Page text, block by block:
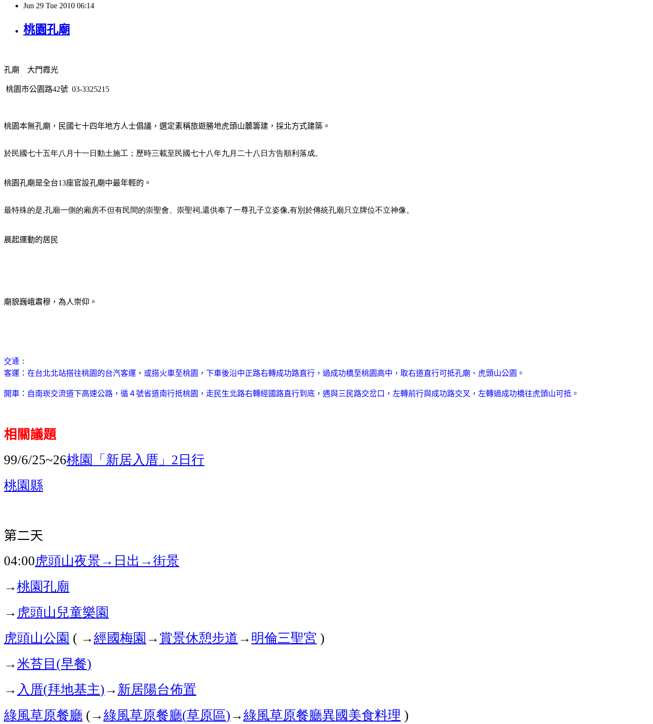
Jun 29 Tue 2010 06:14
桃園孔廟
孔廟 大門霞光
桃園市公園路42號 03-3325215
桃園本無孔廟，民國七十四年地方人士倡議，選定素稱旅遊勝地虎頭山麓籌建，採北方式建築。
於民國七十五年八月十一日動土施工；歷時三載至民國七十八年九月二十八日方告順利落成。
桃園孔廟是全台13座官設孔廟中最年輕的。
最特殊的是,孔廟一側的廂房不但有民間的崇聖會、崇聖祠,還供奉了一尊孔子立姿像,有別於傳統孔廟只立牌位不立神像。
晨起運動的居民
廟貌巍峨肅穆，為人崇仰。
交通：
客運：在台北北站搭往桃園的台汽客運，或搭火車至桃園，下車後沿中正路右轉成功路直行，過成功橋至桃園高中，取右道直行可抵孔廟、虎頭山公園。
開車：自南崁交流道下高速公路，循４號省道南行抵桃園，走民生北路右轉經國路直行到底，遇與三民路交岔口，左轉前行與成功路交叉，左轉過成功橋往虎頭山可抵。
相關議題
99/6/25~26桃園「新居入厝」 2 日行
桃園縣
第二天
04:00虎頭山夜景→日出→街景
→桃園孔廟
→ 虎頭山兒童樂園
虎頭山公園 ( →經國梅園→賞景休憩步道→明倫三聖宮 )
→米苔目 (早餐)
→ 入厝(拜地基主) →新居陽台佈置
綠風草原餐廳 (→綠風草原餐廳(草原區) →綠風草原餐廳異國美食料理 )